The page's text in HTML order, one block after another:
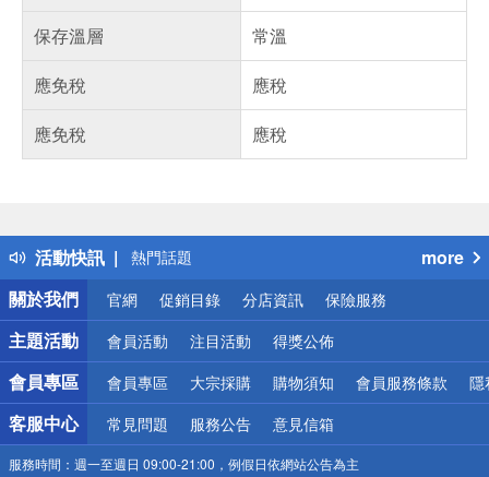
保存溫層
常溫
應免稅
應稅
應免稅
應稅
活動快訊
得獎公告
熱門話題
銀行優惠
偏遠地區配送
詐騙網頁！請小心！
more
關於我們
官網 促銷目錄 分店資訊 保險服務
主題活動 會員活動 注目活動 得獎公佈
會員專區 會員專區 大宗採購 購物須知 會員服務條款 隱
客服中心 常見問題 服務公告 意見信箱
服務時間： 週一至週日 09:00-21:00，例假日依網站公告為主